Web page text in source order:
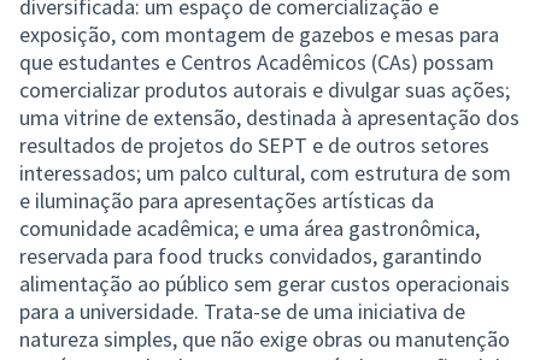
diversificada: um espaço de comercialização e
exposição, com montagem de gazebos e mesas para
que estudantes e Centros Acadêmicos (CAs) possam
comercializar produtos autorais e divulgar suas ações;
uma vitrine de extensão, destinada à apresentação dos
resultados de projetos do SEPT e de outros setores
interessados; um palco cultural, com estrutura de som
e iluminação para apresentações artísticas da
comunidade acadêmica; e uma área gastronômica,
reservada para food trucks convidados, garantindo
alimentação ao público sem gerar custos operacionais
para a universidade. Trata-se de uma iniciativa de
natureza simples, que não exige obras ou manutenção